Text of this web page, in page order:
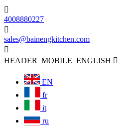

4008880227

sales@bainengkitchen.com

HEADER_MOBILE_ENGLISH 
EN
fr
it
ru